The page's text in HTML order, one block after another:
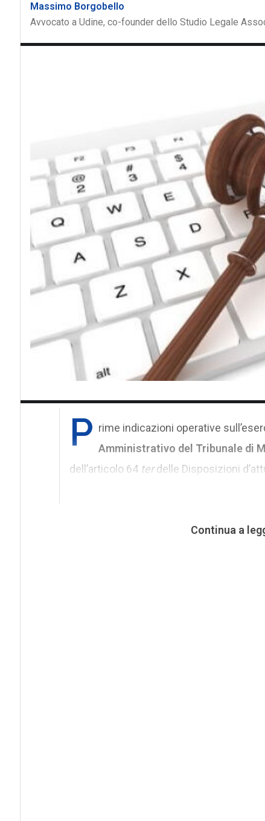
Massimo Borgobello
Avvocato a Udine, co-founder dello Studio Legale
P rime indicazioni operative
Amministrativo del Tribunale di
dell’articolo 64 terdelle Disposizioni
Continua a